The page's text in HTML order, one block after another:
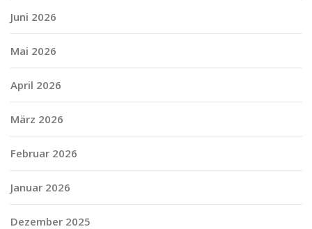
Juni 2026
Mai 2026
April 2026
März 2026
Februar 2026
Januar 2026
Dezember 2025